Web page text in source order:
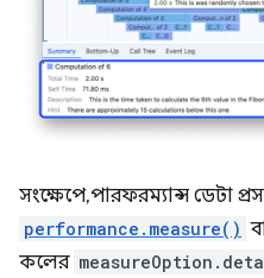
সংক্ষেপে, পারফরম্যান্স ডেটা
performance.measure()
কলের